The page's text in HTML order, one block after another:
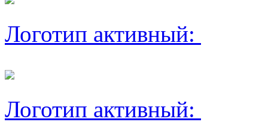
Логотип активный:
Логотип активный: